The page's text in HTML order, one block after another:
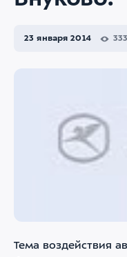
23 января 2014
Тема воздействия